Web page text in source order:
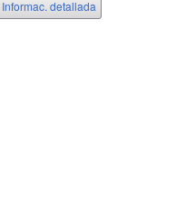
Informac. detallada